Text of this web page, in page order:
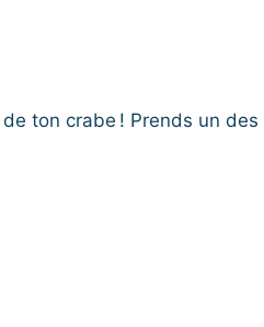
ton crabe ! Prends un